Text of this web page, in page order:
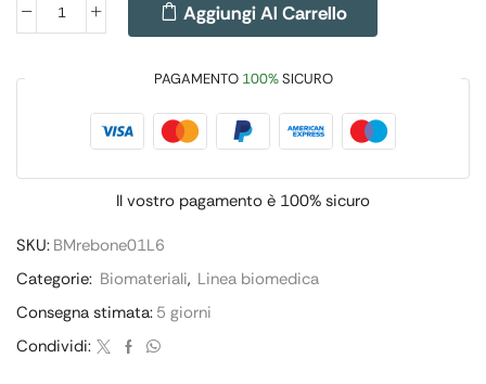
Aggiungi Al Carrello
PAGAMENTO 100%SICURO
Il vostro pagamento è 100% sicuro
SKU: BMrebone01L6
Categorie: Biomateriali, Linea biomedica
Consegna stimata: 5 giorni
Condividi: